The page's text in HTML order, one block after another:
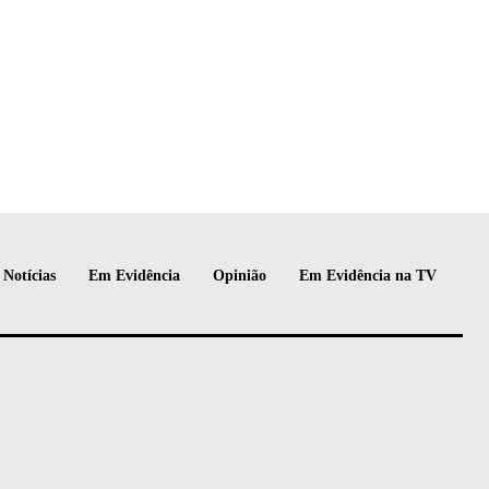
Notícias Em Evidência Opinião Em Evidência na TV